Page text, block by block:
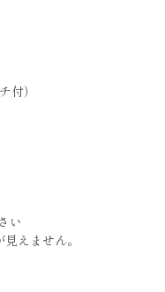
付）
い
えません。